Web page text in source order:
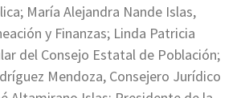
María Alejandra Nande Islas,
y Finanzas; Linda Patricia
del Consejo Estatal de Población;
Mendoza, Consejero Jurídico